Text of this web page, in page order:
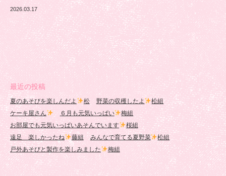
2026.03.17
最近の投稿
夏のあそびを楽しんだよ 松 野菜の収穫したよ
松組
ケーキ屋さん
６月も元気いっぱい
梅組
お部屋でも元気いっぱいあそんでいます
桜組
遠足 楽しかったね
藤組 みんなで育てる夏野菜
松組
戸外あそびと製作を楽しみました
梅組